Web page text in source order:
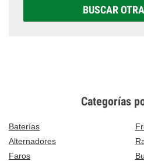
BUSCAR
Categorías
Baterías
Alternadores
Faros